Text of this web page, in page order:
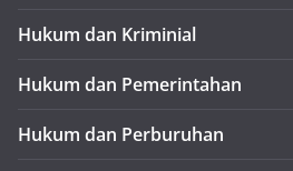
Hukum dan Kriminial
Hukum dan Pemerintahan
Hukum dan Perburuhan